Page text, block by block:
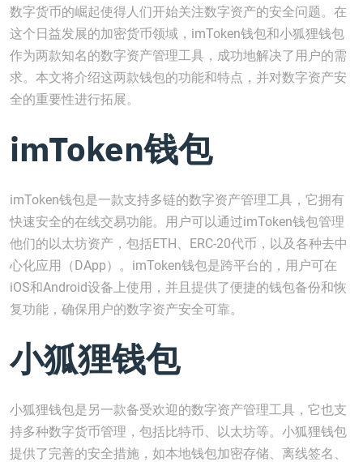
数字货币的崛起使得人们开始关注数字资产的安全问题。在
这个日益发展的加密货币领域，imToken钱包和小狐狸钱包
作为两款知名的数字资产管理工具，成功地解决了用户的需
求。本文将介绍这两款钱包的功能和特点，并对数字资产安
全的重要性进行拓展。
imToken钱包
imToken钱包是一款支持多链的数字资产管理工具，它拥有
快速安全的在线交易功能。用户可以通过imToken钱包管理
他们的以太坊资产，包括ETH、ERC-20代币，以及各种去中
心化应用（DApp）。imToken钱包是跨平台的，用户可在
iOS和Android设备上使用，并且提供了便捷的钱包备份和恢
复功能，确保用户的数字资产安全可靠。
小狐狸钱包
小狐狸钱包是另一款备受欢迎的数字资产管理工具，它也支
持多种数字货币管理，包括比特币、以太坊等。小狐狸钱包
提供了完善的安全措施，如本地钱包加密存储、离线签名、